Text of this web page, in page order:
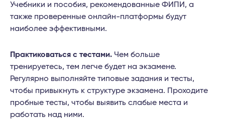
Учебники и пособия, рекомендованные ФИПИ, а
также проверенные онлайн-платформы будут
наиболее эффективными.
Практиковаться с тестами. Чем больше
тренируетесь, тем легче будет на экзамене.
Регулярно выполняйте типовые задания и тесты,
чтобы привыкнуть к структуре экзамена. Проходите
пробные тесты, чтобы выявить слабые места и
работать над ними.